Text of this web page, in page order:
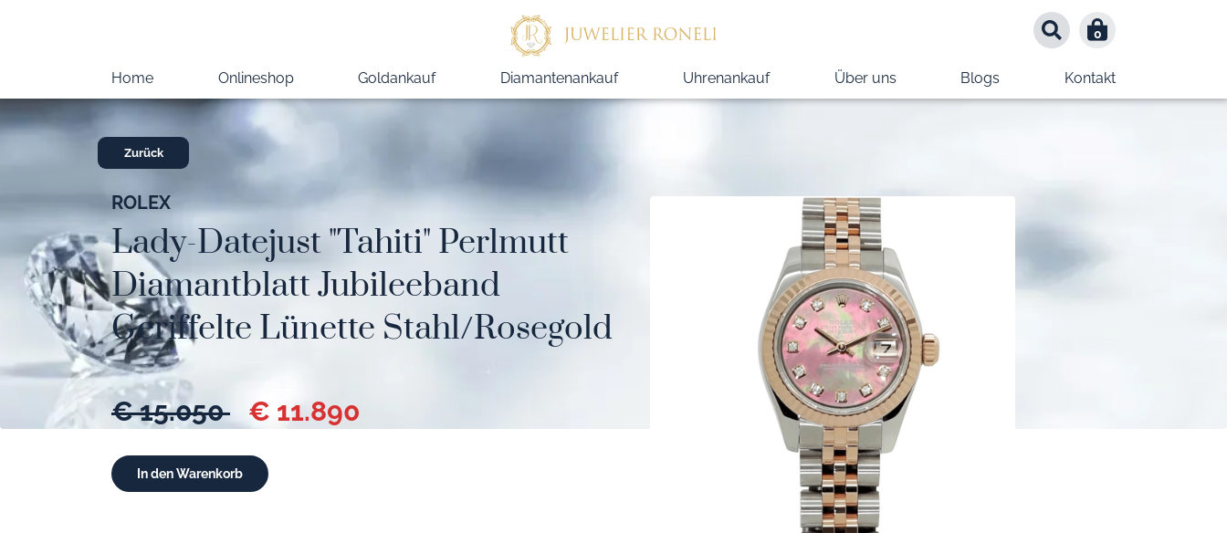
0
Home Onlineshop Goldankauf Diamantenankauf Uhrenankauf Über uns Blogs Kontakt
Zurück
ROLEX
Lady-Datejust "Tahiti" Perlmutt
Diamantblatt Jubileeband
Geriffelte Lünette Stahl/Rosegold
€ 15.050 € 11.890